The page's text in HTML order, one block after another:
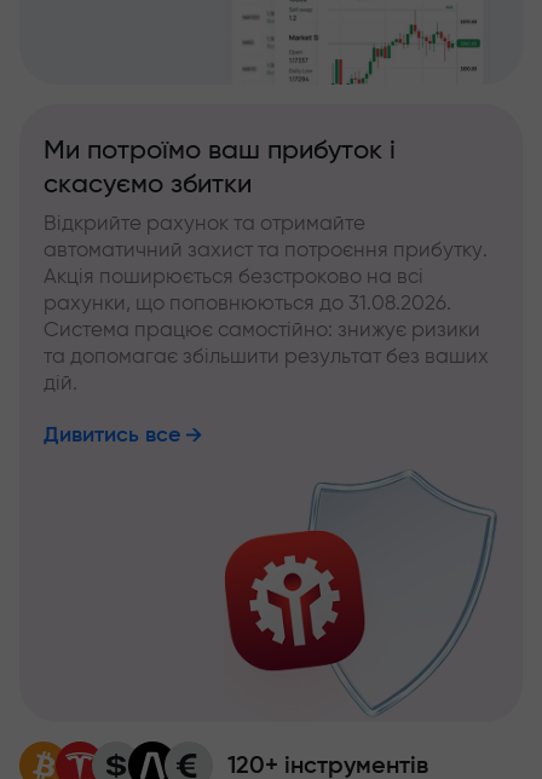
Ми потроїмо ваш прибуток і
скасуємо збитки
Відкрийте рахунок та отримайте
автоматичний захист та потроєння прибутку.
Акція поширюється безстроково на всі
рахунки, що поповнюються до 31.08.2026.
Система працює самостійно: знижує ризики
та допомагає збільшити результат без ваших
дій.
Дивитись все
120+ інструментів